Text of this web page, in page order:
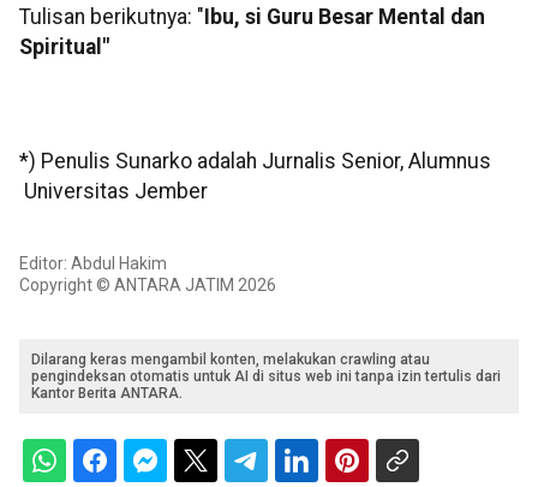
Tulisan berikutnya: " Ibu, si Guru Besar Mental dan
Spiritual"
*) Penulis Sunarko adalah Jurnalis Senior, Alumnus
Universitas Jember
Editor: Abdul Hakim
Copyright © ANTARA JATIM 2026
Dilarang keras mengambil konten, melakukan crawling atau
pengindeksan otomatis untuk AI di situs web ini tanpa izin tertulis dari
Kantor Berita ANTARA.